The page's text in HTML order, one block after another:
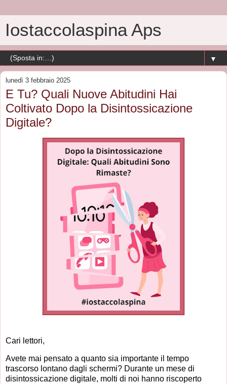
Iostaccolaspina Aps
▼
lunedì 3 febbraio 2025
E Tu? Quali Nuove Abitudini Hai
Coltivato Dopo la Disintossicazione
Digitale?
Cari lettori,
Avete mai pensato a quanto sia importante il tempo
trascorso lontano dagli schermi? Durante un mese di
disintossicazione digitale, molti di noi hanno riscoperto